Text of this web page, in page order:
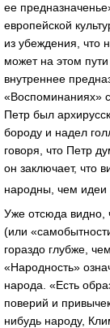
ее
европейской
из убеждения, что
может на этом
внутреннее
«Воспоминаниях»
Петр был
бороду и надел
говоря, что Петр
он заключает, что
народны, чем идеи
Уже отсюда видно,
(или
гораздо глубже,
«Народность»
народа. «Есть
поверий и
нибудь народу,